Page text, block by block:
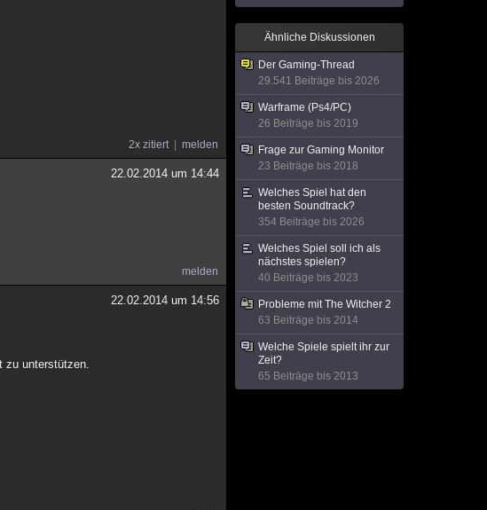
2x zitiert melden
22.02.2014 um 14:44
melden
22.02.2014 um 14:56
zu unterstützen.
Ähnliche Diskussionen
Der Gaming-Thread
29.541 Beiträge bis 2026
Warframe (Ps4/PC)
26 Beiträge bis 2019
Frage zur Gaming Monitor
23 Beiträge bis 2018
Welches Spiel hat den
besten Soundtrack?
354 Beiträge bis 2026
Welches Spiel soll ich als
nächstes spielen?
40 Beiträge bis 2023
Probleme mit The Witcher 2
63 Beiträge bis 2014
Welche Spiele spielt ihr zur
Zeit?
65 Beiträge bis 2013